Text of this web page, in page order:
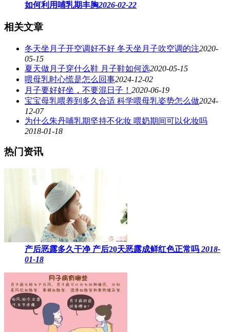
如何利用哺乳期丰胸2026-02-22
相关文章
冬天坐月子开空调好不好 冬天坐月子吹空调的注2020-
05-15
夏天做月子穿什么鞋 月子鞋如何选2020-05-15
喂母乳时心慌是怎么回事2024-12-02
月子要好好坐，不要混日子！ 2020-06-19
宝宝母乳喂养到多久合适​ 科学喂母乳姿势怎么做2024-
12-07
为什么朱丹哺乳期坚持不化妆 喂奶期间可以化妆吗
2018-01-18
热门资讯
产后恶露多久干净 产后20天恶露成鲜红色正常吗 2018-
01-18